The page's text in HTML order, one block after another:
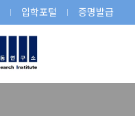
입학포털 증명발급